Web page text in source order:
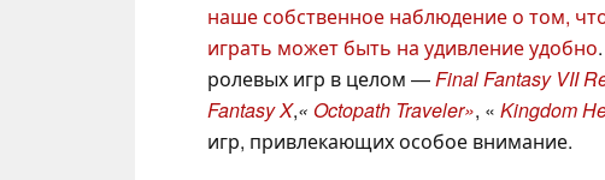
наше собственное наблюдение о том,
играть может быть на удивление удобно
ролевых игр в целом —Final Fantasy VII
Fantasy X,« Octopath Traveler», « Kingdom
игр, привлекающих особое внимание.